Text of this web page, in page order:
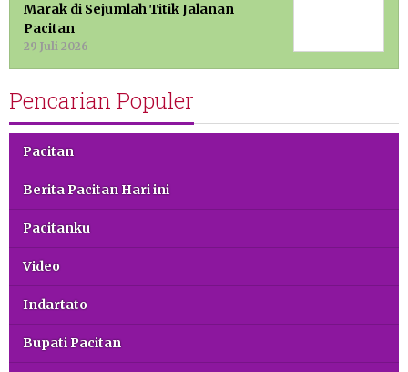
Marak di Sejumlah Titik Jalanan
Pacitan
29 Juli 2026
Pencarian Populer
Pacitan
Berita Pacitan Hari ini
Pacitanku
Video
Indartato
Bupati Pacitan